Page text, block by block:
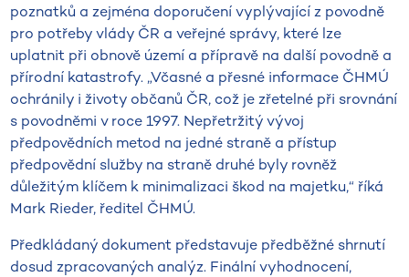
poznatků a zejména doporučení vyplývající z povodně
pro potřeby vlády ČR a veřejné správy, které lze
uplatnit při obnově území a přípravě na další povodně a
přírodní katastrofy. „Včasné a přesné informace ČHMÚ
ochránily i životy občanů ČR, což je zřetelné při srovnání
s povodněmi v roce 1997. Nepřetržitý vývoj
předpovědních metod na jedné straně a přístup
předpovědní služby na straně druhé byly rovněž
důležitým klíčem k minimalizaci škod na majetku,“ říká
Mark Rieder, ředitel ČHMÚ.
Předkládaný dokument představuje předběžné shrnutí
dosud zpracovaných analýz. Finální vyhodnocení,